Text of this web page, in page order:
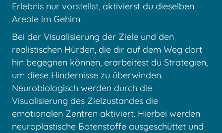
Erlebnis nur vorstellst, aktivierst du dieselben
Areale im Gehirn.
Bei der Visualisierung der Ziele und den
realistischen Hürden, die dir auf dem Weg dort
hin begegnen können, erarbeitest du Strategien,
um diese Hindernisse zu überwinden.
Neurobiologisch werden durch die
Visualisierung des Zielzustandes die
emotionalen Zentren aktiviert. Hierbei werden
neuroplastische Botenstoffe ausgeschüttet und